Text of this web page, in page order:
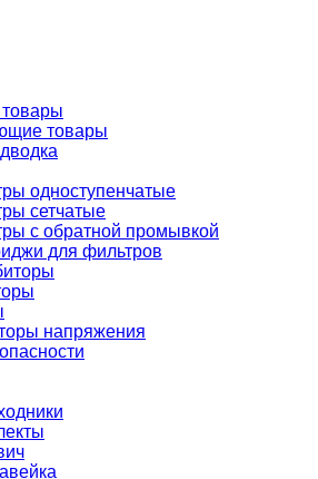
товары
одноступенчатые
сетчатые
с обратной промывкой
для фильтров
напряжения